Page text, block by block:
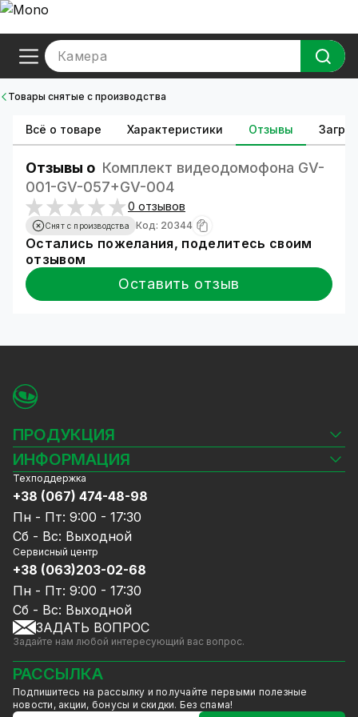
Камера
Товары снятые с производства
Всё о товаре Характеристики Отзывы
Отзывы о Комплект видеодомофона GV-
001-GV-057+GV-004
0 отзывов
Снят с производства Код: 20344
Остались пожелания, поделитесь своим
отзывом
Оставить отзыв
ПРОДУКЦИЯ
Камеры видеонаблюдения
Видеорегистраторы
Комплекты видеонаблюдения
СКУД
Источники питания
Сетевое оборудование
Ноутбуки и компьютеры
Аксессуары
Акции
Уцененный товар
GreenVision скидки
Мерч от GreenVision
Товары для дома
Товары снятые с производства
ИНФОРМАЦИЯ
Блог
Доставка и оплата
Гарантия и Сервисное обслуживание
Политика конфиденциальности
Договор публичной оферты
Сотрудничество
Услуги
Калькулятор расчёта объёма HDD
Техподдержка
+38 (067) 474-48-98
Пн - Пт: 9:00 - 17:30
Сб - Вс: Выходной
Сервисный центр
+38 (063)203-02-68
Пн - Пт: 9:00 - 17:30
Сб - Вс: Выходной
ЗАДАТЬ ВОПРОС
Задайте нам любой интересующий вас вопрос.
РАССЫЛКА
Подпишитесь на рассылку и получайте первыми полезные
новости, акции, бонусы и скидки. Без спама!